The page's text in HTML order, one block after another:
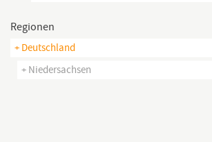
Regionen
+ Deutschland
+ Niedersachsen